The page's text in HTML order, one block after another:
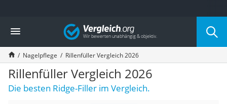
Die beliebtesten Vergleiche nach Kategorie
Drogerie
Inhalator
Haarschneider
Rollator
Braun Rasierer
Katzenklappe (Chip)
Vergleich
Nagelpflege Rillenfüller Vergleich 2026
Rillenfüller Vergleich 2026
Die besten Ridge-Filler im Vergleich.